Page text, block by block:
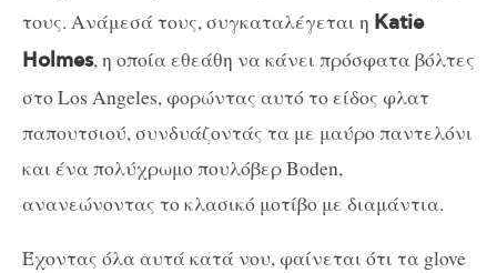
τους. Ανάμεσά τους, συγκαταλέγεται η Katie
Holmes, η οποία εθεάθη να κάνει πρόσφατα βόλτες
στο Los Angeles, φορώντας αυτό το είδος φλατ
παπουτσιού, συνδυάζοντάς τα με μαύρο παντελόνι
και ένα πολύχρωμο πουλόβερ Boden,
ανανεώνοντας το κλασικό μοτίβο με διαμάντια.
Έχοντας όλα αυτά κατά νου, φαίνεται ότι τα glove